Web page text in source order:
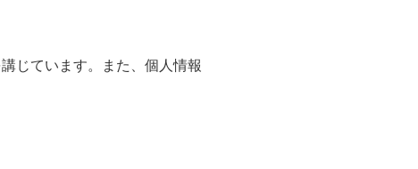
じています。また、個人情報